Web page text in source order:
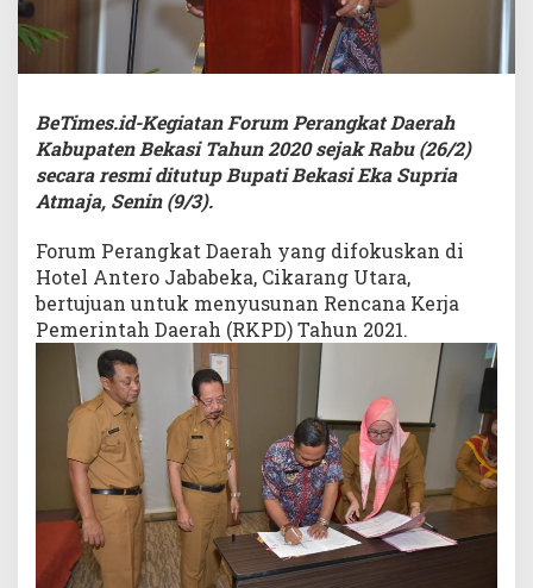
BeTimes.id-Kegiatan Forum Perangkat Daerah
Kabupaten Bekasi Tahun 2020 sejak Rabu (26/2)
secara resmi ditutup Bupati Bekasi Eka Supria
Atmaja, Senin (9/3).
Forum Perangkat Daerah yang difokuskan di
Hotel Antero Jababeka, Cikarang Utara,
bertujuan untuk menyusunan Rencana Kerja
Pemerintah Daerah (RKPD) Tahun 2021.